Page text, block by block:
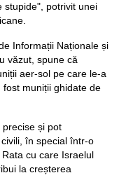
stupide", potrivit unei
Informații Naționale și
văzut, spune că
aer-sol pe care le-a
muniții ghidate de
și pot
în special într-o
cu care Israelul
la creșterea